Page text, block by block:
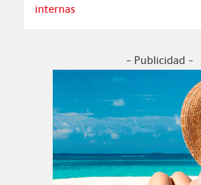
internas
- Publicidad -